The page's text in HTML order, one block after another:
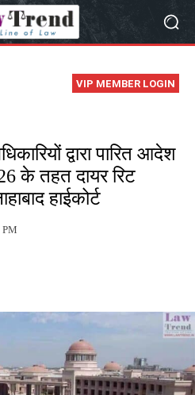
VIP MEMBER LOGIN
द्वारा पारित आदेश
के तहत दायर रिट
हाईकोर्ट